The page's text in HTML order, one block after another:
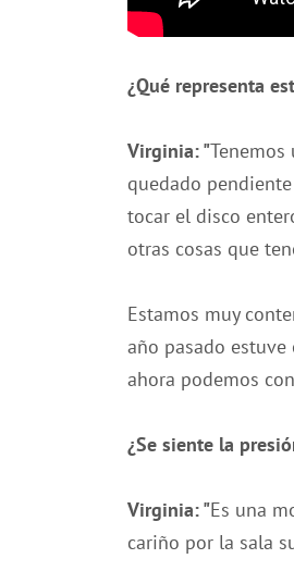
¿Qué representa
Virginia: "
quedado
tocar el disco
otras cosas que
Estamos muy
año pasado
ahora podemos
¿Se siente la
Virginia: "Es una
cariño por la sala